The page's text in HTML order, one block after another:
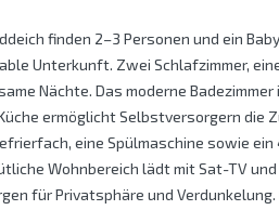
finden 2–3 Personen und ein
Unterkunft. Zwei Schlafzimmer,
Nächte. Das moderne
ermöglicht Selbstversorgern die
eine Spülmaschine sowie
Wohnbereich lädt mit Sat-TV
für Privatsphäre und